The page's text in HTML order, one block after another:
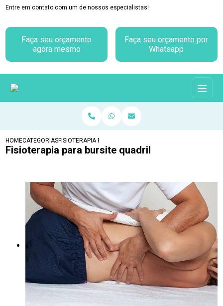
Entre em contato com um de nossos especialistas!
Faça seu orçamento
agora mesmo
Faça seu orçamento por
Whatsapp
HOMECATEGORIASFISIOTERAPIA PARA BURSITE QUADRIL
Fisioterapia para bursite quadril